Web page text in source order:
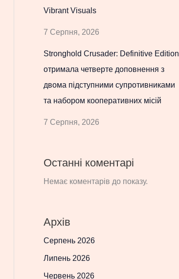
Vibrant Visuals
7 Серпня, 2026
Stronghold Crusader: Definitive Edition
отримала четверте доповнення з
двома підступними супротивниками
та набором кооперативних місій
7 Серпня, 2026
Останні коментарі
Немає коментарів до показу.
Архів
Серпень 2026
Липень 2026
Червень 2026